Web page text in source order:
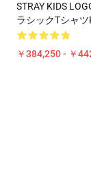
STRAY KIDS
ラシックTシャツ
￥384,250 - ￥